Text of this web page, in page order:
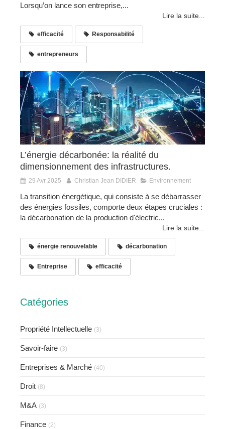
Lorsqu’on lance son entreprise,...
Lire la suite...
efficacité Responsabilité
entrepreneurs
L’énergie décarbonée: la réalité du
dimensionnement des infrastructures.
29 Avr 2025 Christian Jean DIDIER Environnement
La transition énergétique, qui consiste à se débarrasser
des énergies fossiles, comporte deux étapes cruciales :
la décarbonation de la production d'électric...
Lire la suite...
énergie renouvelable décarbonation
Entreprise efficacité
Catégories
Propriété Intellectuelle (3)
Savoir-faire (3)
Entreprises & Marché (40)
Droit (8)
M&A (3)
Finance (2)